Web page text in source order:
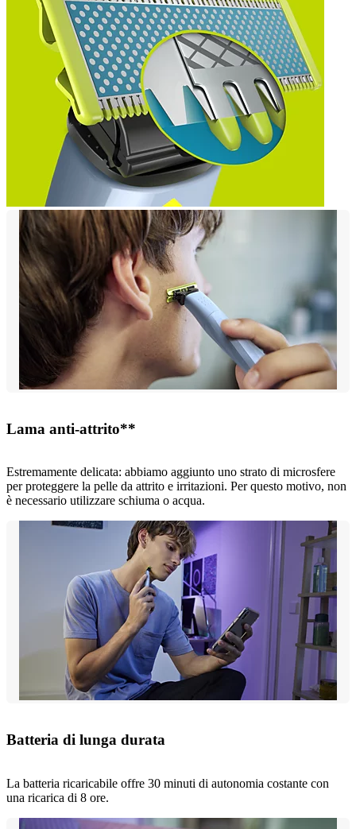
Lama anti-attrito**
Estremamente delicata: abbiamo aggiunto uno strato di microsfere
per proteggere la pelle da attrito e irritazioni. Per questo motivo, non
è necessario utilizzare schiuma o acqua.
Batteria di lunga durata
La batteria ricaricabile offre 30 minuti di autonomia costante con
una ricarica di 8 ore.